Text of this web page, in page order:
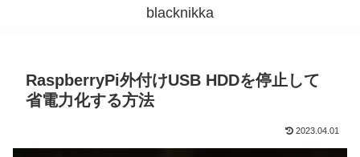
blacknikka
RaspberryPi外付けUSB HDDを停止して
省電力化する方法
2023.04.01